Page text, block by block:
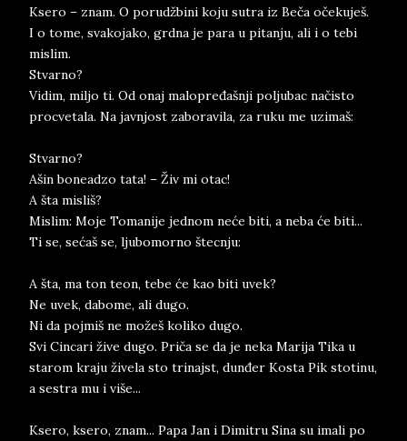
Ksero – znam. O porudžbini koju sutra iz Beča očekuješ.
I o tome, svakojako, grdna je para u pitanju, ali i o tebi
mislim.
Stvarno?
Vidim, miljo ti. Od onaj malopređašnji poljubac načisto
procvetala. Na javnjost zaboravila, za ruku me uzimaš:
Stvarno?
Ašin boneadzo tata! – Živ mi otac!
A šta misliš?
Mislim: Moje Tomanije jednom neće biti, a neba će biti...
Ti se, sećaš se, ljubomorno štecnju:
A šta, ma ton teon, tebe će kao biti uvek?
Ne uvek, dabome, ali dugo.
Ni da pojmiš ne možeš koliko dugo.
Svi Cincari žive dugo. Priča se da je neka Marija Tika u
starom kraju živela sto trinajst, dunđer Kosta Pik stotinu,
a sestra mu i više...
Ksero, ksero, znam... Papa Jan i Dimitru Sina su imali po